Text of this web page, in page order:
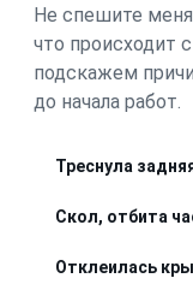
Не спешите
что происходит
подскажем
до начала работ.
Треснула
Скол, отбита
Отклеилась